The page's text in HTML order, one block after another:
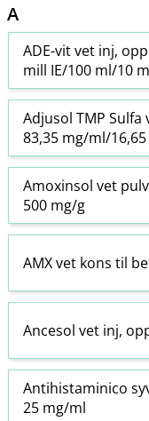
A
ADE-vit vet inj,
mill IE/100 ml/10
Adjusol TMP
83,35 mg/ml/
Amoxinsol vet
500 mg/g
AMX vet kons til
Ancesol vet inj,
Antihistaminico
25 mg/ml